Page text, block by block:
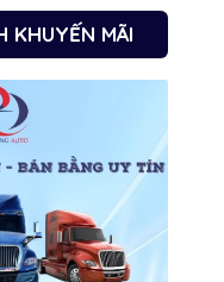
KHUYẾN MÃI